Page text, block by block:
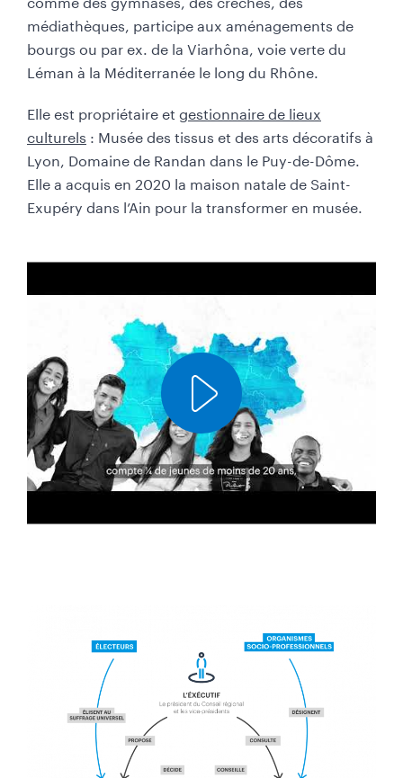
médiathèques, participe aux aménagements de
bourgs ou par ex. de la Viarhôna, voie verte du
Léman à la Méditerranée le long du Rhône.
Elle est propriétaire et gestionnaire de lieux
culturels : Musée des tissus et des arts décoratifs à
Lyon, Domaine de Randan dans le Puy-de-Dôme.
Elle a acquis en 2020 la maison natale de Saint-
Exupéry dans l’Ain pour la transformer en musée.